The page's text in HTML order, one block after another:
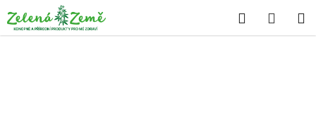
na
obsah
Hledat
KOŠÍK